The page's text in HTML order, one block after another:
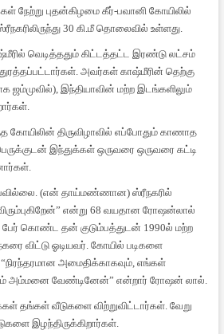
நேற்று புதன்கிழமை கீர்-பவானி கோயிலில்
30 கி.மீ தொலைவில் உள்ளது.
வெடித்ததும் கிட்டத்தட்ட இரண்டு லட்சம்
அவர்கள் காஷ்மீரின் தெற்கு
ஜம்முவில்), இந்தியாவின் மற்ற இடங்களிலும்
கோயிலின் திருவிழாவில் எப்போதும் காணாத
இந்துக்கள் ஒருவரை ஒருவரை கட்டி
(என் தாய்மண்ணான) ஸ்ரீநகரில்
என்று 68 வயதான ரோஷன்லால்
கொண்ட தன் குடும்பத்துடன் 1990ல் மற்ற
விட்டு ஓடியவர். கோயில் படிகளை
அமைதிக்காகவும், எங்கள்
அம்மனை வேண்டினேன்” என்றார் ரோஷன் லால்.
தங்கள் வீடுகளை விற்றுவிட்டார்கள். வேறு
இழந்திருக்கிறார்கள்.